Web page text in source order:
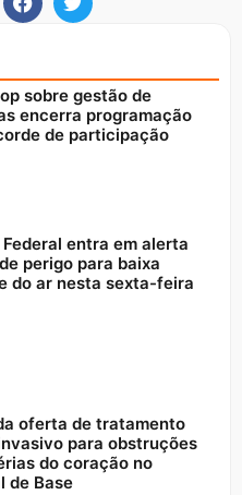
sobre gestão de
encerra programação
de participação
entra em alerta
perigo para baixa
do ar nesta sexta-feira
oferta de tratamento
para obstruções
do coração no
de Base